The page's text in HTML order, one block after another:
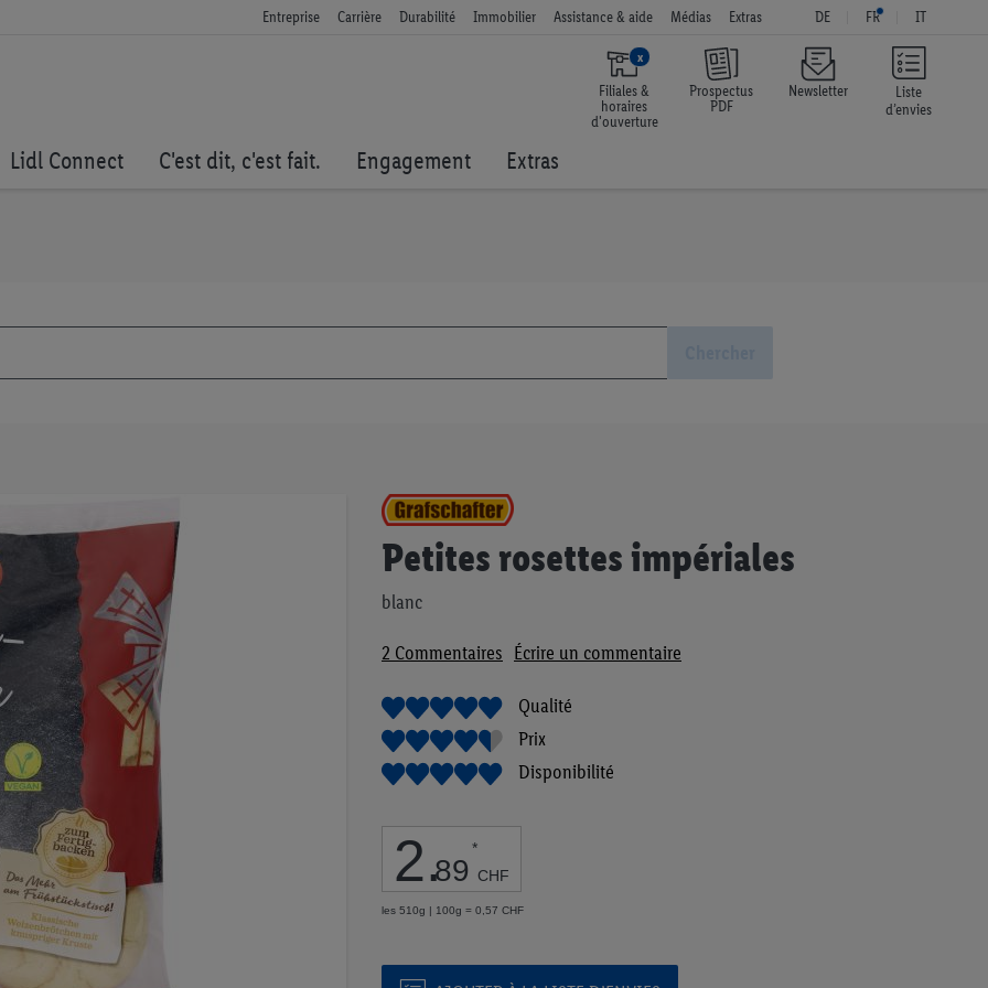
Liste
d’envies
Entreprise Carrière Durabilité Immobilier Assistance & aide Médias Extras DE FR IT
x
Filiales &
horaires
d'ouverture
Prospectus
PDF
Newsletter
Lidl Connect C'est dit, c'est fait. Engagement Extras
Petites rosettes impériales
blanc
2 Commentaires Écrire un commentaire
Qualité
Prix
Disponibilité
2.89
*
CHF
les 510g | 100g = 0,57 CHF
Passer
début
d’images